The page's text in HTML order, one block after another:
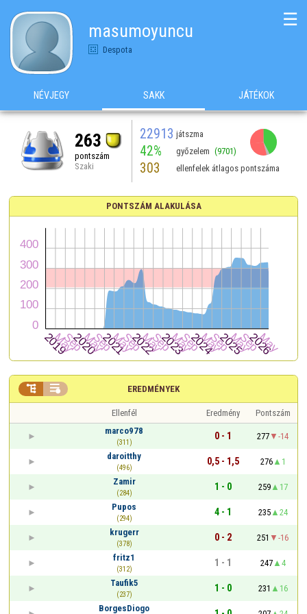
masumoyuncu
Despota
☰
NÉVJEGY SAKK JÁTÉKOK
263
pontszám
Szaki
22913 játszma
42% győzelem (9701)
303 ellenfelek átlagos pontszáma
PONTSZÁM ALAKULÁSA
EREDMÉNYEK
 
Ellenfél Eredmény
Pontszám
marco978
(311)
0 - 1 277
-14
daroitthy
(496)
0,5 - 1,5 276
1
Zamir
(284)
1 - 0 259
17
Pupos
(294)
4 - 1 235
24
krugerr
(378)
0 - 2 251
-16
fritz1
(312)
1 - 1 247
4
Taufik5
(237)
1 - 0 231
16
BorgesDiogo